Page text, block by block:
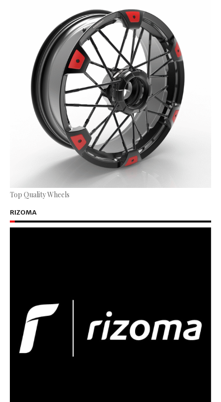
Top Quality Wheels
RIZOMA